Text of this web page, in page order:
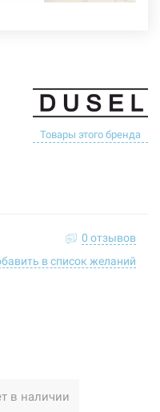
Товары этого бренда
0 отзывов
в список желаний
в наличии